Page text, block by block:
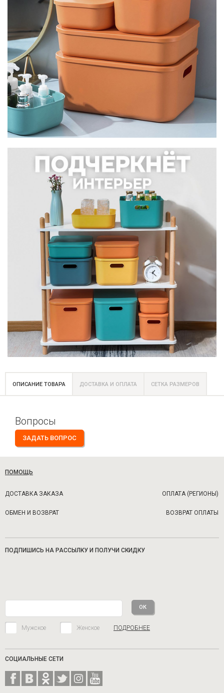
ОПИСАНИЕ ТОВАРА ДОСТАВКА И ОПЛАТА СЕТКА РАЗМЕРОВ
Вопросы
ЗАДАТЬ ВОПРОС
ПОМОЩЬ
ДОСТАВКА ЗАКАЗА ОПЛАТА (РЕГИОНЫ)
ОБМЕН И ВОЗВРАТ ВОЗВРАТ ОПЛАТЫ
ПОДПИШИСЬ НА РАССЫЛКУ И ПОЛУЧИ СКИДКУ
Мужское Женское ПОДРОБНЕЕ
СОЦИАЛЬНЫЕ СЕТИ